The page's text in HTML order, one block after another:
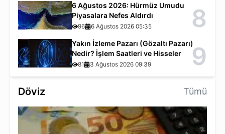
Döviz Tümü
6 Ağustos 2026: Hürmüz Umudu
Piyasalara Nefes Aldırdı
96 6 Ağustos 2026 05:35 8
Yakın İzleme Pazarı (Gözaltı Pazarı)
Nedir? İşlem Saatleri ve Hisseler
81 3 Ağustos 2026 09:39 9